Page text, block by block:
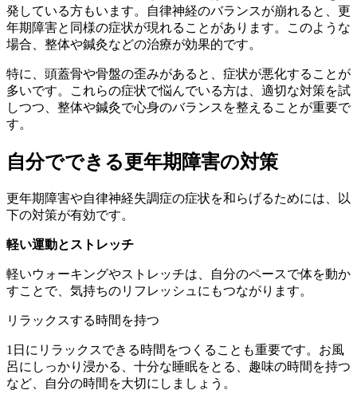
発している方もいます。自律神経のバランスが崩れると、更
年期障害と同様の症状が現れることがあります。このような
場合、整体や鍼灸などの治療が効果的です。
特に、頭蓋骨や骨盤の歪みがあると、症状が悪化することが
多いです。これらの症状で悩んでいる方は、適切な対策を試
しつつ、整体や鍼灸で心身のバランスを整えることが重要で
す。
自分でできる更年期障害の対策
更年期障害や自律神経失調症の症状を和らげるためには、以
下の対策が有効です。
軽い運動とストレッチ
軽いウォーキングやストレッチは、自分のペースで体を動か
すことで、気持ちのリフレッシュにもつながります。
リラックスする時間を持つ
1日にリラックスできる時間をつくることも重要です。お風
呂にしっかり浸かる、十分な睡眠をとる、趣味の時間を持つ
など、自分の時間を大切にしましょう。